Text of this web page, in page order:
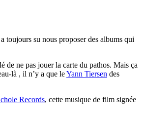
a toujours su nous proposer des albums qui
de ne pas jouer la carte du pathos. Mais ça
là , il n’y a que leYann Tiersen des
Records, cette musique de film signée